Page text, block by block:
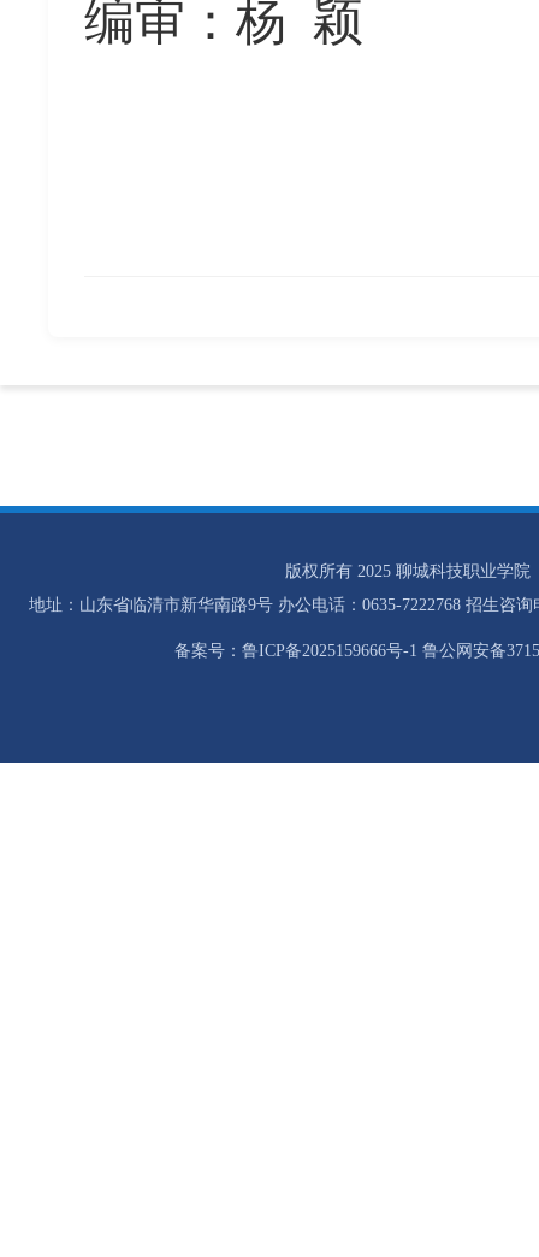
编审：杨 颖
版权所有 2025 聊城科技职业学院
地址：山东省临清市新华南路9号 办公电话：0635-7222768 招生咨询
备案号：鲁ICP备2025159666号-1 鲁公网安备